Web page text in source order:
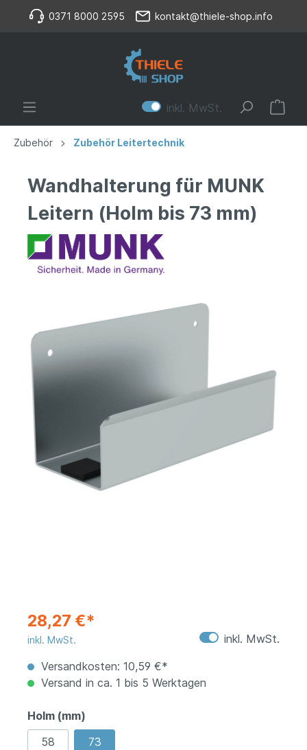
0371 8000 2595 kontakt@thiele-shop.info
inkl. MwSt.
Zubehör Zubehör Leitertechnik
Wandhalterung für MUNK
Leitern (Holm bis 73 mm)
28,27 €*
inkl. MwSt.
inkl. MwSt.
Versandkosten: 10,59 €*
Versand in ca. 1 bis 5 Werktagen
Holm (mm)
58
73